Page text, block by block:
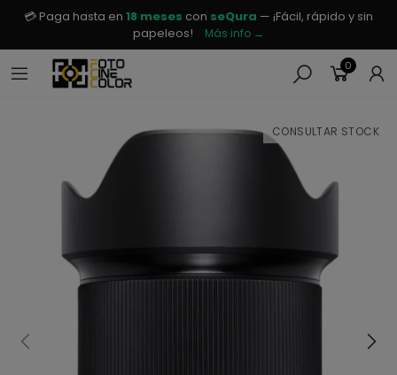
💳 Paga hasta en 18 meses con seQura — ¡Fácil, rápido y sin
papeleos!
Más info →
0
CONSULTAR STOCK